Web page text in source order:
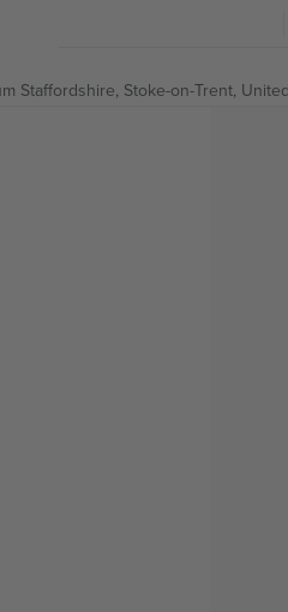
Staffordshire, Stoke-on-Trent,